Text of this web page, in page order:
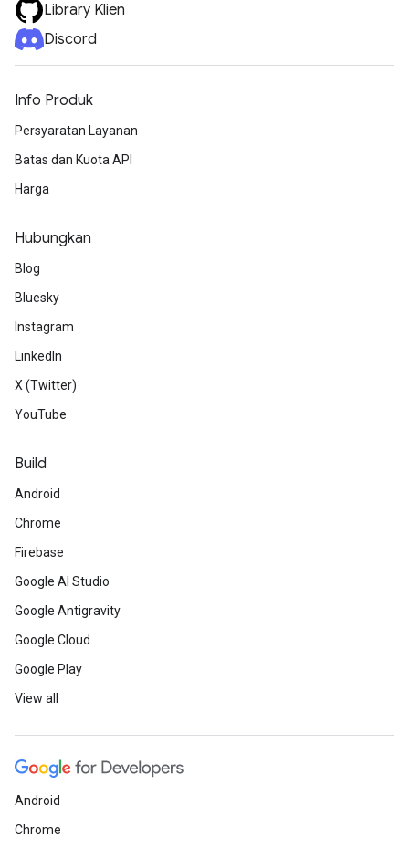
Library Klien
Discord
Info Produk
Persyaratan Layanan
Batas dan Kuota API
Harga
Hubungkan
Blog
Bluesky
Instagram
LinkedIn
X (Twitter)
YouTube
Build
Android
Chrome
Firebase
Google AI Studio
Google Antigravity
Google Cloud
Google Play
View all
Android
Chrome